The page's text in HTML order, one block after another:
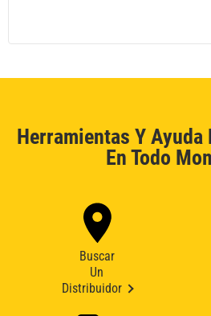
Herramientas Y Ayuda
En Todo
Buscar
Un
Distribuidor